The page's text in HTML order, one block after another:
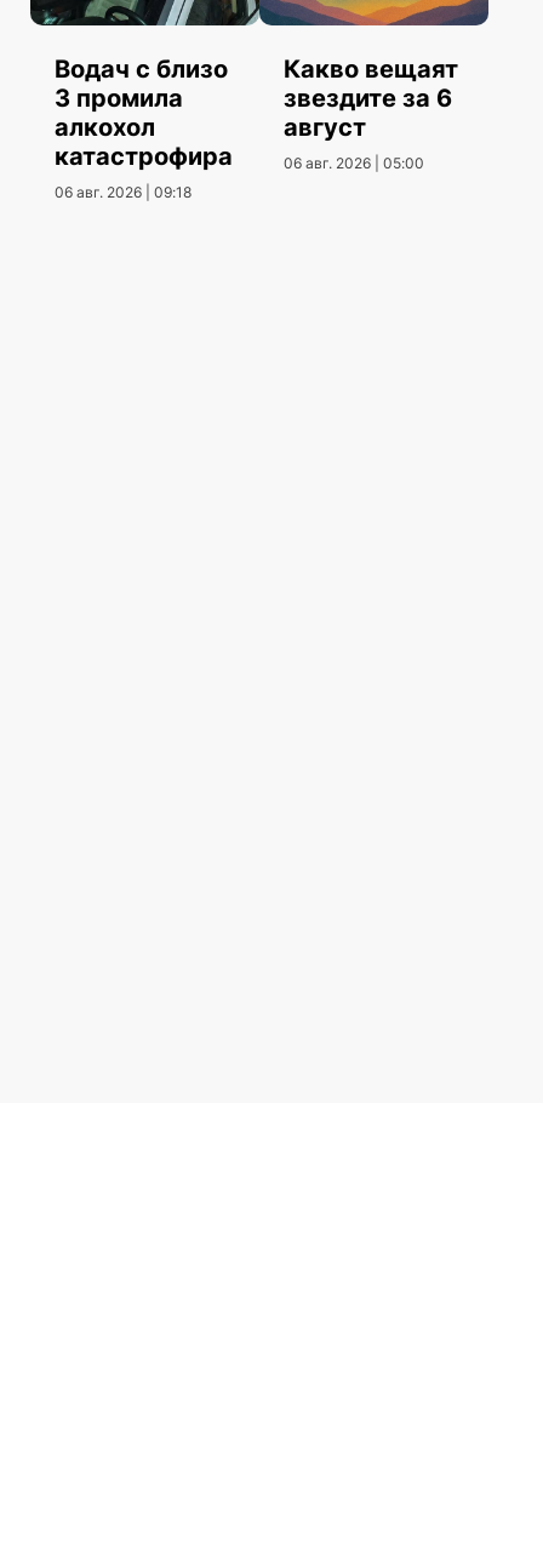
Водач с близо
3 промила
алкохол
катастрофира
06 авг. 2026 | 09:18
Какво вещаят
звездите за 6
август
06 авг. 2026 | 05:00